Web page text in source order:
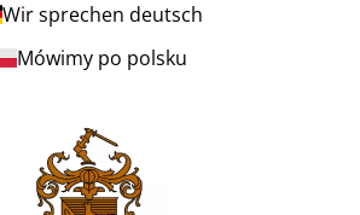
Wir sprechen deutsch
Mówimy po polsku